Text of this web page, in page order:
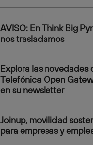
AVISO: En Think Big
nos trasladamos
Explora las novedades
Telefónica Open
en su newsletter
Joinup, movilidad
para empresas y